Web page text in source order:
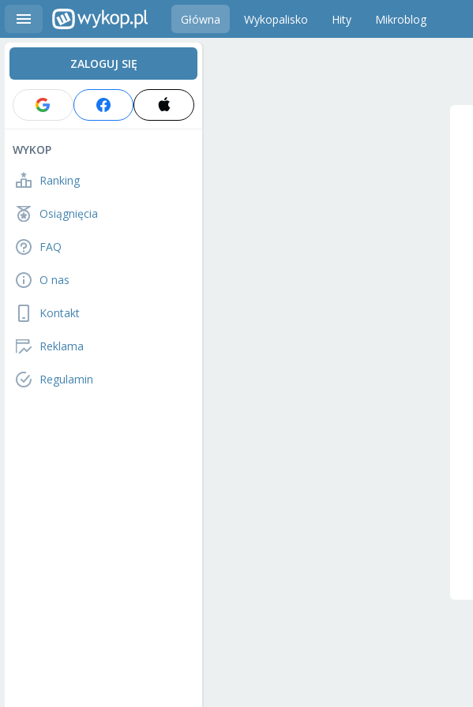
Główna Wykopalisko Hity Mikroblog
ZALOGUJ SIĘ
WYKOP
Ranking
Osiągnięcia
FAQ
O nas
Kontakt
Reklama
Regulamin